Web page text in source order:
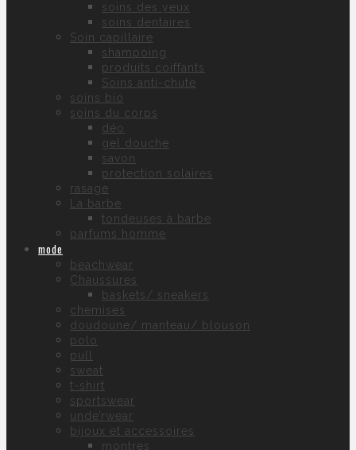
soins des yeux
soins dentaires
Soin capillaire
shampoing
produits coiffants
Soins anti-chute
soins bio
soins du corps
déo
gel douche
savon
protection solaires
rasage
La barbe
tondeuses à barbe
parfums homme
mode
beachwear
Chaussures
baskets/ sneakers
chemises
doudoune/ manteau/ blouson
polo
pull
sweat
t-shirt
sportswear
unde’rwear
bijoux et accessoires
montres